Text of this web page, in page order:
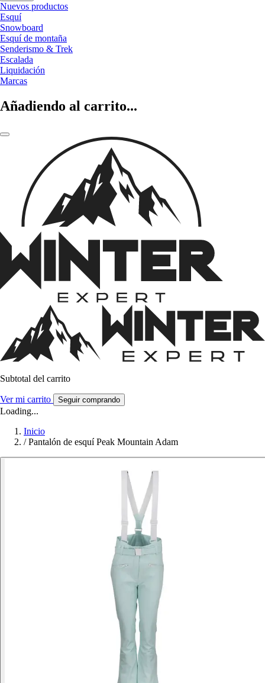
Nuevos productos
Esquí
Snowboard
Esquí de montaña
Senderismo & Trek
Escalada
Liquidación
Marcas
Añadiendo al carrito...
Subtotal del carrito
Ver mi carrito Seguir comprando
Loading...
Inicio
/ Pantalón de esquí Peak Mountain Adam